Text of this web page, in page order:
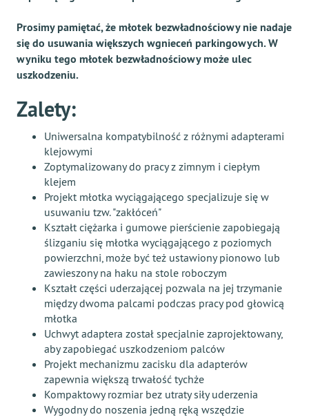
Prosimy pamiętać, że młotek bezwładnościowy nie nadaje
się do usuwania większych wgnieceń parkingowych. W
wyniku tego młotek bezwładnościowy może ulec
uszkodzeniu.
Zalety:
Uniwersalna kompatybilność z różnymi adapterami
klejowymi
Zoptymalizowany do pracy z zimnym i ciepłym
klejem
Projekt młotka wyciągającego specjalizuje się w
usuwaniu tzw. "zakłóceń"
Kształt ciężarka i gumowe pierścienie zapobiegają
ślizganiu się młotka wyciągającego z poziomych
powierzchni, może być też ustawiony pionowo lub
zawieszony na haku na stole roboczym
Kształt części uderzającej pozwala na jej trzymanie
między dwoma palcami podczas pracy pod głowicą
młotka
Uchwyt adaptera został specjalnie zaprojektowany,
aby zapobiegać uszkodzeniom palców
Projekt mechanizmu zacisku dla adapterów
zapewnia większą trwałość tychże
Kompaktowy rozmiar bez utraty siły uderzenia
Wygodny do noszenia jedną ręką wszędzie